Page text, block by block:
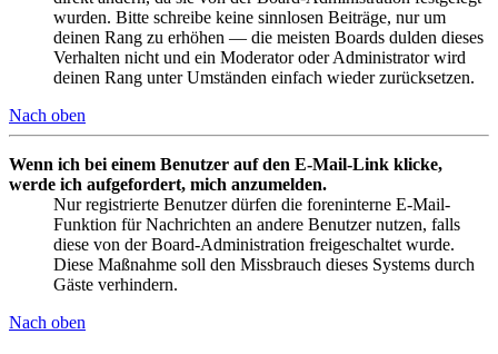
wurden. Bitte schreibe keine sinnlosen Beiträge, nur um
deinen Rang zu erhöhen — die meisten Boards dulden dieses
Verhalten nicht und ein Moderator oder Administrator wird
deinen Rang unter Umständen einfach wieder zurücksetzen.
Nach oben
Wenn ich bei einem Benutzer auf den E-Mail-Link klicke,
werde ich aufgefordert, mich anzumelden.
Nur registrierte Benutzer dürfen die foreninterne E-Mail-
Funktion für Nachrichten an andere Benutzer nutzen, falls
diese von der Board-Administration freigeschaltet wurde.
Diese Maßnahme soll den Missbrauch dieses Systems durch
Gäste verhindern.
Nach oben